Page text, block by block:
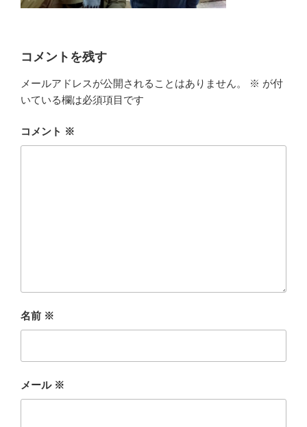
コメントを残す
メールアドレスが公開されることはありません。 ※ が付
いている欄は必須項目です
コメント ※
名前 ※
メール ※